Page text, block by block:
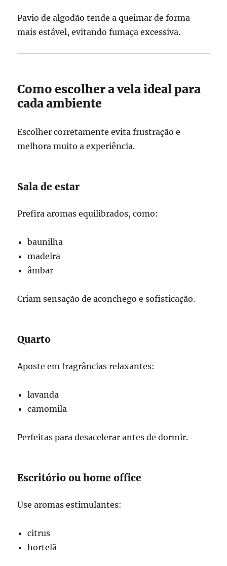
Pavio de algodão tende a queimar de forma
mais estável, evitando fumaça excessiva.
Como escolher a vela ideal para
cada ambiente
Escolher corretamente evita frustração e
melhora muito a experiência.
Sala de estar
Prefira aromas equilibrados, como:
baunilha
madeira
âmbar
Criam sensação de aconchego e sofisticação.
Quarto
Aposte em fragrâncias relaxantes:
lavanda
camomila
Perfeitas para desacelerar antes de dormir.
Escritório ou home office
Use aromas estimulantes:
citrus
hortelã